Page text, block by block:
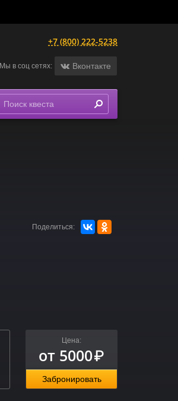
+7 (800) 222-5238
Мы в соц сетях: Вконтакте
Поделиться:
Цена:
от 5000₽
Забронировать